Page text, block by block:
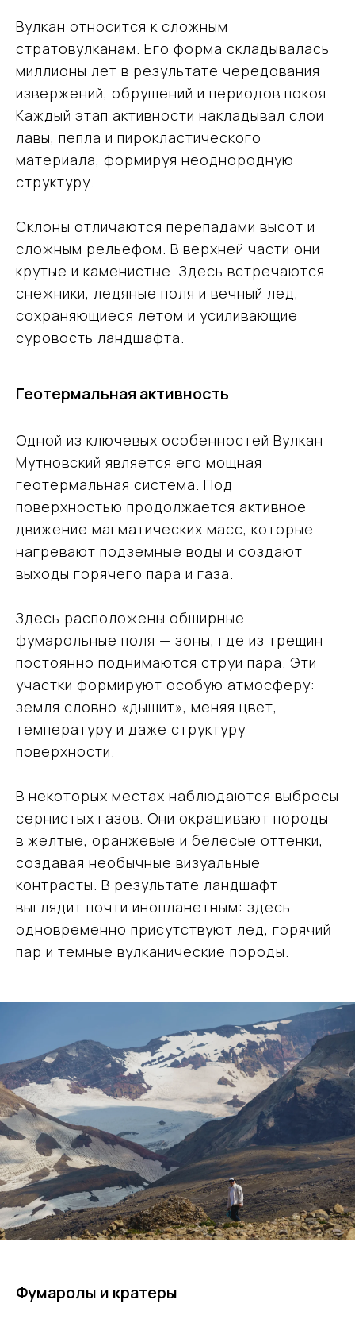
Вулкан относится к сложным
стратовулканам. Его форма складывалась
миллионы лет в результате чередования
извержений, обрушений и периодов покоя.
Каждый этап активности накладывал слои
лавы, пепла и пирокластического
материала, формируя неоднородную
структуру.
Склоны отличаются перепадами высот и
сложным рельефом. В верхней части они
крутые и каменистые. Здесь встречаются
снежники, ледяные поля и вечный лед,
сохраняющиеся летом и усиливающие
суровость ландшафта.
Геотермальная активность
Одной из ключевых особенностей Вулкан
Мутновский является его мощная
геотермальная система. Под
поверхностью продолжается активное
движение магматических масс, которые
нагревают подземные воды и создают
выходы горячего пара и газа.
Здесь расположены обширные
фумарольные поля — зоны, где из трещин
постоянно поднимаются струи пара. Эти
участки формируют особую атмосферу:
земля словно «дышит», меняя цвет,
температуру и даже структуру
поверхности.
В некоторых местах наблюдаются выбросы
сернистых газов. Они окрашивают породы
в желтые, оранжевые и белесые оттенки,
создавая необычные визуальные
контрасты. В результате ландшафт
выглядит почти инопланетным: здесь
одновременно присутствуют лед, горячий
пар и темные вулканические породы.
Фумаролы и кратеры